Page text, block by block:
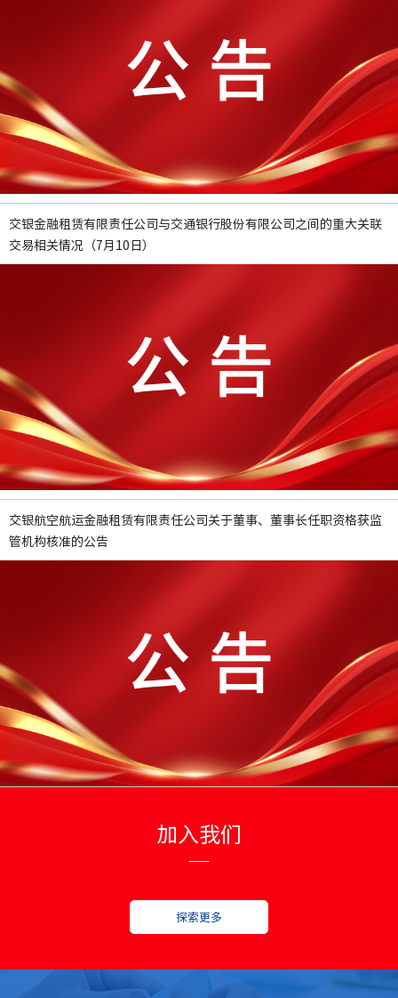
交银金融租赁有限责任公司与交通银行股份有限公司之间的重大关联
交易相关情况（7月10日）
交银航空航运金融租赁有限责任公司关于董事、董事长任职资格获监
管机构核准的公告
加入我们
探索更多